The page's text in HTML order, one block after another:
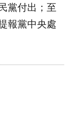
黨付出；至
報黨中央處